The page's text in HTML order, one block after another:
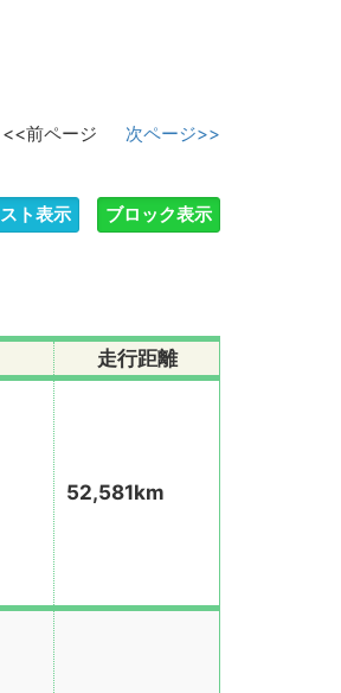
<<前ページ 次ページ>>
走行距離
52,581km